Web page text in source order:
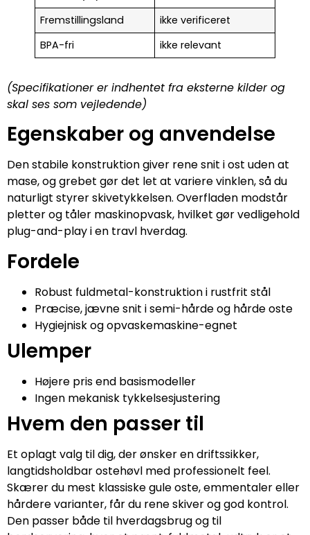
Fremstillingsland
ikke verificeret
BPA-fri
ikke relevant
(Specifikationer er indhentet fra eksterne kilder og
skal ses som vejledende)
Egenskaber og anvendelse
Den stabile konstruktion giver rene snit i ost uden at
mase, og grebet gør det let at variere vinklen, så du
naturligt styrer skivetykkelsen. Overfladen modstår
pletter og tåler maskinopvask, hvilket gør vedligehold
plug-and-play i en travl hverdag.
Fordele
Robust fuldmetal-konstruktion i rustfrit stål
Præcise, jævne snit i semi-hårde og hårde oste
Hygiejnisk og opvaskemaskine-egnet
Ulemper
Højere pris end basismodeller
Ingen mekanisk tykkelsesjustering
Hvem den passer til
Et oplagt valg til dig, der ønsker en driftssikker,
langtidsholdbar ostehøvl med professionelt feel.
Skærer du mest klassiske gule oste, emmentaler eller
hårdere varianter, får du rene skiver og god kontrol.
Den passer både til hverdagsbrug og til